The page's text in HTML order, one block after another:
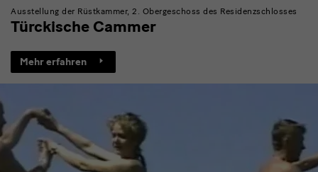
Ausstellung der Rüstkammer, 2. Obergeschoss des Residenzschlosses
Türckische Cammer
Mehr erfahren